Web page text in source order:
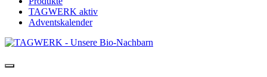
TAGWERK aktiv
Adventskalender